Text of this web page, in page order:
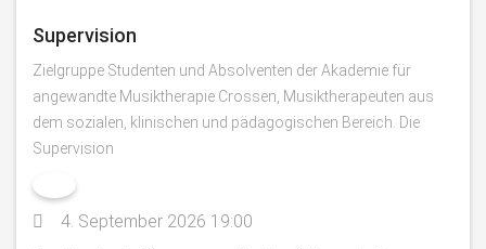
Supervision
Zielgruppe Studenten und Absolventen der Akademie für
angewandte Musiktherapie Crossen, Musiktherapeuten aus
dem sozialen, klinischen und pädagogischen Bereich. Die
Supervision
4. September 2026 19:00